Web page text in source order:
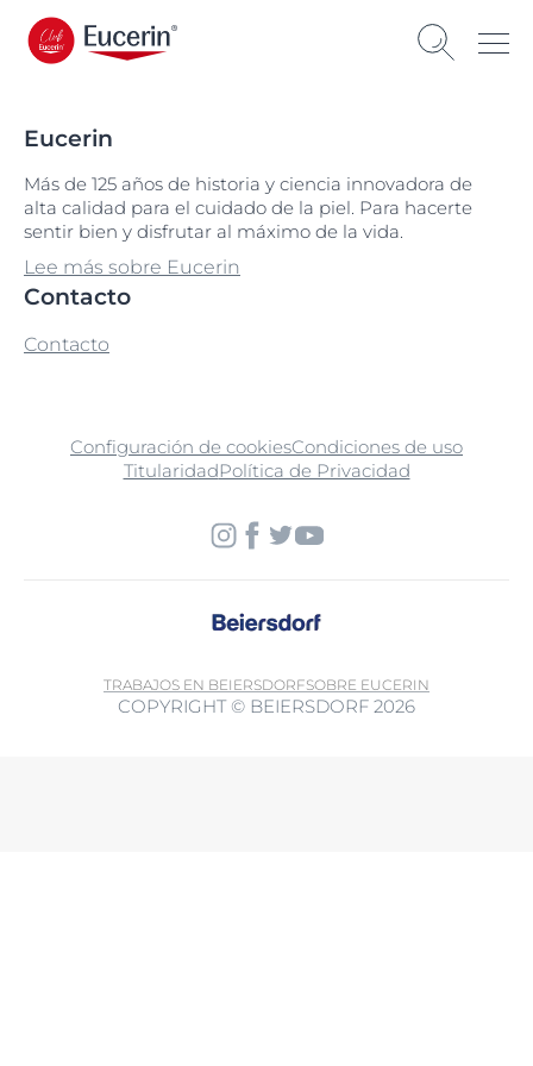
Eucerin
Más de 125 años de historia y ciencia innovadora de
alta calidad para el cuidado de la piel. Para hacerte
sentir bien y disfrutar al máximo de la vida.
Lee más sobre Eucerin
Contacto
Contacto
Configuración de cookiesCondiciones de uso
TitularidadPolítica de Privacidad
TRABAJOS EN BEIERSDORFSOBRE EUCERIN
COPYRIGHT © BEIERSDORF 2026